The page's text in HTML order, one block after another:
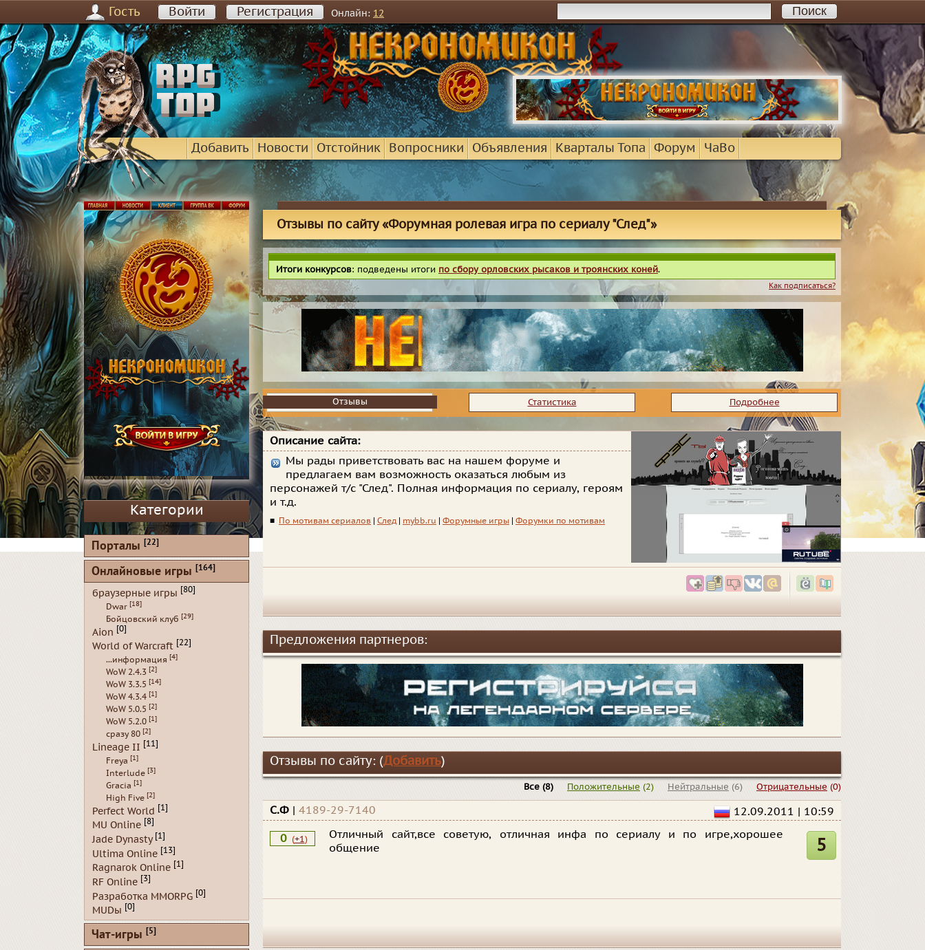
Гость Войти Регистрация Онлайн: 12
Добавить Новости Отстойник Вопросники Объявления Кварталы Топа Форум ЧаВо
Отзывы по сайту «Форумная ролевая игра по сериалу "След"»
Итоги конкурсов: подведены итоги по сбору орловских рысаков и троянских коней.
Как подписаться?
Отзывы
Отзывы Статистика Подробнее
Описание сайта:
Мы рады приветствовать вас на нашем форуме и
предлагаем вам возможность оказаться любым из
персонажей т/с "След". Полная информация по сериалу, героям
и т.д.
■ По мотивам сериалов След| mybb.ru Форумные игры Форумки по мотивам
Предложения партнеров:
Отзывы по сайту: (Добавить)
Отрицательные (0)
Нейтральные (6)
Положительные (2)
Все (8)
С.Ф | 4189-29-7140 12.09.2011 | 10:59
0 (+1)
Отличный сайт,все советую, отличная инфа по сериалу и по игре,хорошее
общение
5
Категории
Порталы [22]
Онлайновые игры [164]
браузерные игры [80]
Dwar [18]
Бойцовский клуб [29]
Aion [0]
World of Warcraft [22]
...информация [4]
WoW 2.4.3 [2]
WoW 3.3.5 [14]
WoW 4.3.4 [1]
WoW 5.0.5 [2]
WoW 5.2.0 [1]
сразу 80 [2]
Lineage II [11]
Freya [1]
Interlude [3]
Gracia [1]
High Five [2]
Perfect World [1]
MU Online [8]
Jade Dynasty [1]
Ultima Online [13]
Ragnarok Online [1]
RF Online [3]
Разработка MMORPG [0]
MUDы [0]
Чат-игры [5]